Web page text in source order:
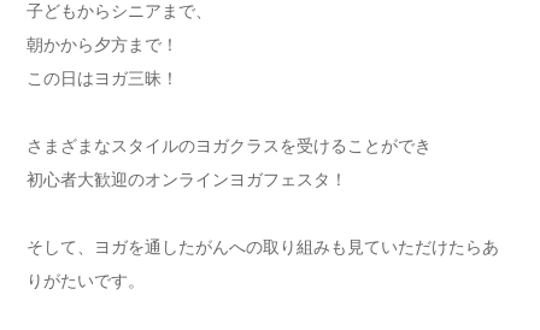
子どもからシニアまで、
朝かから夕方まで！
この日はヨガ三昧！
さまざまなスタイルのヨガクラスを受けることができ
初心者大歓迎のオンラインヨガフェスタ！
そして、ヨガを通したがんへの取り組みも見ていただけたらあ
りがたいです。